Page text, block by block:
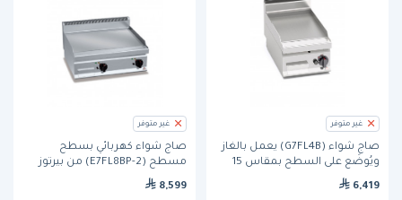
غير متوفر
صاج شواء (G7FL4B) يعمل بالغاز
ويُوضَع على السطح بمقاس 15
بوصة من بيرتوز
6,419
غير متوفر
صاج شواء كهربائي بسطح
مسطح (E7FL8BP-2) من بيرتوز
8,599